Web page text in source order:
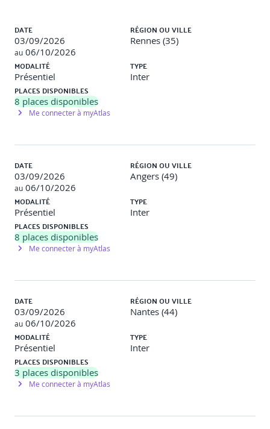
L’écoute et le questionnement
Rendre le travail formateur
Le processus d’apprentissage
La structure d’une séquence de formation en
situation de travail
Adapter l’accompagnement à l’autonomie de l’alternant
Les 4 niveaux d’autonomie
La logique de progrès
Se positionner et communiquer en tant que tuteur
La valorisation et l’encouragement
La gestion des situations délicates
5. Suivi et évaluation
Organiser le suivi
La planification des entretiens
Le bilan de l’alternance
Réaliser un entretien de suivi
La préparation de l’entretien
DATE
03/09/2026
au 06/10/2026
RÉGION OU VILLE
Rennes (35)
MODALITÉ
Présentiel
TYPE
Inter
PLACES DISPONIBLES
8 places disponibles
Me connecter à myAtlas
DATE
03/09/2026
au 06/10/2026
RÉGION OU VILLE
Angers (49)
MODALITÉ
Présentiel
TYPE
Inter
PLACES DISPONIBLES
8 places disponibles
Me connecter à myAtlas
DATE
03/09/2026
au 06/10/2026
RÉGION OU VILLE
Nantes (44)
MODALITÉ
Présentiel
TYPE
Inter
PLACES DISPONIBLES
3 places disponibles
Me connecter à myAtlas